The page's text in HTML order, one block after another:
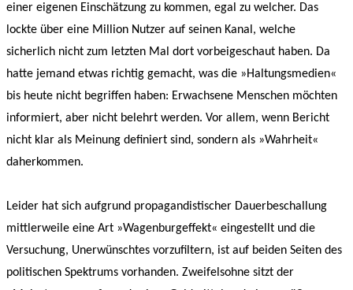
einer eigenen Einschätzung zu kommen, egal zu welcher. Das
lockte über eine Million Nutzer auf seinen Kanal, welche
sicherlich nicht zum letzten Mal dort vorbeigeschaut haben. Da
hatte jemand etwas richtig gemacht, was die »Haltungsmedien«
bis heute nicht begriffen haben: Erwachsene Menschen möchten
informiert, aber nicht belehrt werden. Vor allem, wenn Bericht
nicht klar als Meinung definiert sind, sondern als »Wahrheit«
daherkommen.
Leider hat sich aufgrund propagandistischer Dauerbeschallung
mittlerweile eine Art »Wagenburgeffekt« eingestellt und die
Versuchung, Unerwünschtes vorzufiltern, ist auf beiden Seiten des
politischen Spektrums vorhanden. Zweifelsohne sitzt der